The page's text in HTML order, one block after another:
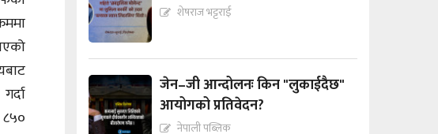
शेषराज भट्टराई
जेन–जी आन्दोलनः किन "लुकाईदैछ"
आयोगको प्रतिवेदन?
नेपाली पब्लिक